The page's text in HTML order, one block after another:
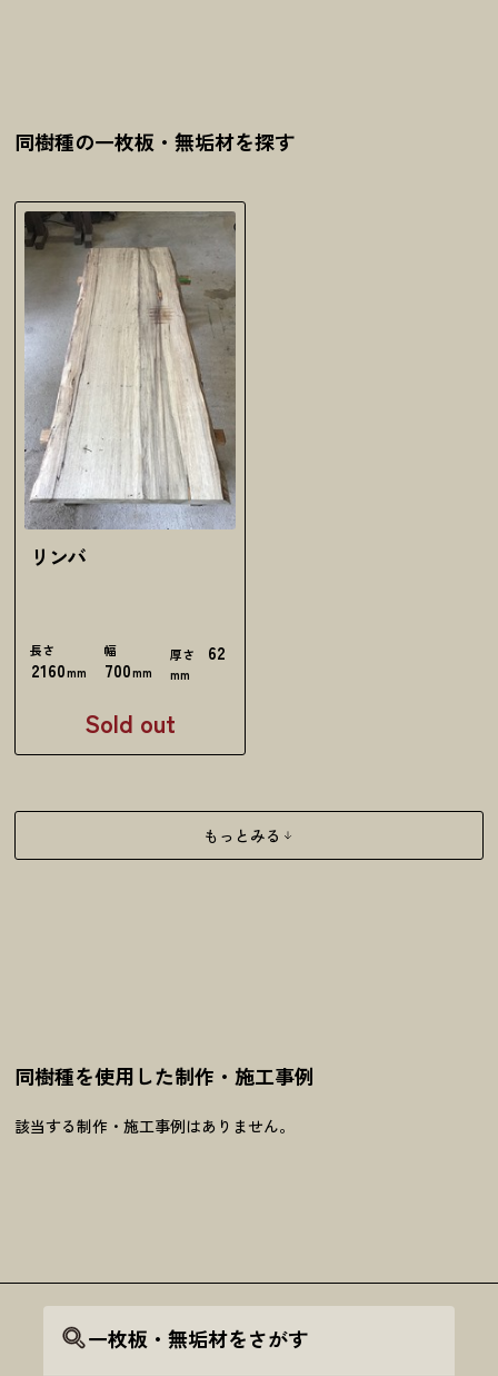
同樹種の一枚板・無垢材を探す
リンバ
長さ
2160mm
幅
700mm
厚さ 62
mm
Sold out
もっとみる
同樹種を使用した制作・施工事例
該当する制作・施工事例はありません。
一枚板・無垢材をさがす